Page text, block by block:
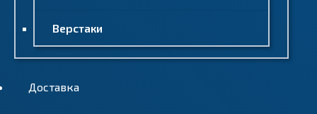
Верстаки
Доставка